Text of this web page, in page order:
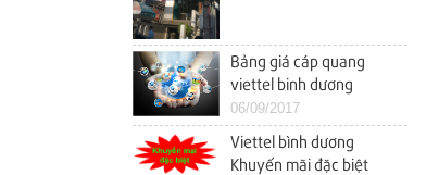
Bảng giá cáp quang
viettel binh dương
06/09/2017
Viettel bình dương
Khuyến mãi đặc biệt